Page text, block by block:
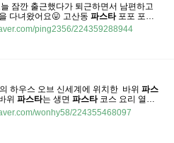
잠깐 출근했다가 퇴근하면서 남편하고
다녀왔어요😛 고산동 파스타포포 포포
산 디에트르 에듀파크 아파트 길 맞은편
라구요^^ 제가 맛있다고 느꼈던 닭강정
ping2356/224359288944
하우스 오브 신세계에 위치한 ​ 바위 파스
위 파스타는 생면 파스타코스 요리 열풍
요 ​ 성수동에서 시작해 생면파스타
확장 및 이전을 거쳐 운영되고 있어요...
wonhy58/224355468097